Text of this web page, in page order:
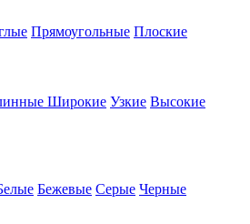
Прямоугольные Плоские
Широкие Узкие Высокие
Бежевые Серые Черные